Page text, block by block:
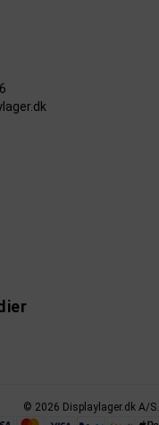
© 2026 Displaylager.dk A/S.